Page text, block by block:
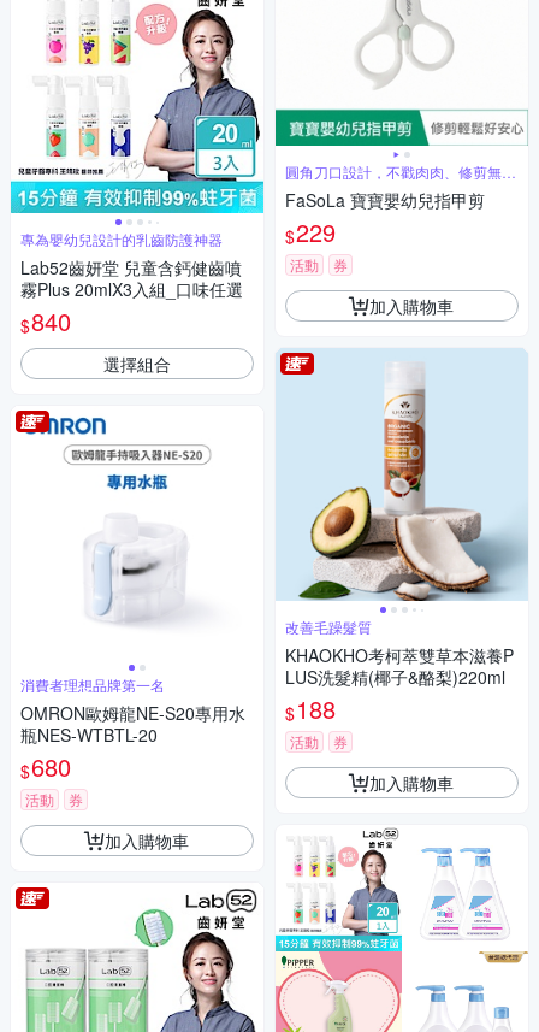
專為嬰幼兒設計的乳齒防護神器
Lab52齒妍堂 兒童含鈣健齒噴
霧Plus 20mlX3入組_口味任選
$840
選擇組合
消費者理想品牌第一名
OMRON歐姆龍NE-S20專用水
瓶NES-WTBTL-20
$680
活動 券
加入購物車
圓角刀口設計，不戳肉肉、修剪無死
角
FaSoLa 寶寶嬰幼兒指甲剪
$229
活動 券
加入購物車
改善毛躁髮質
KHAOKHO考柯萃雙草本滋養P
LUS洗髮精(椰子&酪梨)220ml
$188
活動 券
加入購物車